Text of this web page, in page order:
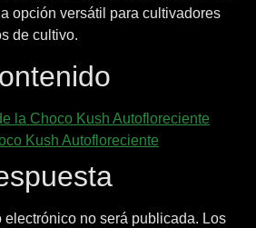
opción versátil para cultivadores
de cultivo.
la Choco Kush Autofloreciente
Kush Autofloreciente
electrónico no será publicada. Los